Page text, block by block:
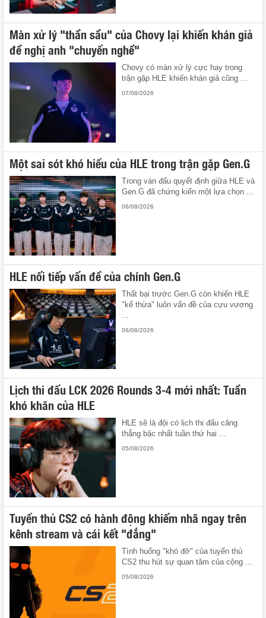
Màn xử lý "thần sầu" của Chovy lại khiến khán giả
đề nghị anh "chuyển nghề"
Chovy có màn xử lý cực hay trong
trận gặp HLE khiến khán giả cũng ...
07/08/2026
Một sai sót khó hiểu của HLE trong trận gặp Gen.G
Trong ván đấu quyết định giữa HLE và
Gen.G đã chứng kiến một lựa chọn ...
06/08/2026
HLE nối tiếp vấn đề của chính Gen.G
Thất bại trước Gen.G còn khiến HLE
"kế thừa" luôn vấn đề của cựu vương
...
06/08/2026
Lịch thi đấu LCK 2026 Rounds 3-4 mới nhất: Tuần
khó khăn của HLE
HLE sẽ là đội có lịch thi đấu căng
thẳng bậc nhất tuần thứ hai ...
05/08/2026
Tuyển thủ CS2 có hành động khiếm nhã ngay trên
kênh stream và cái kết "đắng"
Tình huống "khó đỡ" của tuyển thủ
CS2 thu hút sự quan tâm của cộng ...
05/08/2026